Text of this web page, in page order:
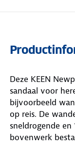
Deze KEEN
sandaal voor
bijvoorbeeld
op reis. De
sneldrogende en
bovenwerk